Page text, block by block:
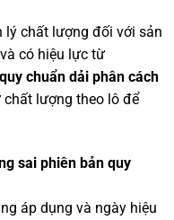
lý chất lượng đối với sản
có hiệu lực từ
quy chuẩn dải phân cách
lượng theo lô để
sai phiên bản quy
áp dụng và ngày hiệu